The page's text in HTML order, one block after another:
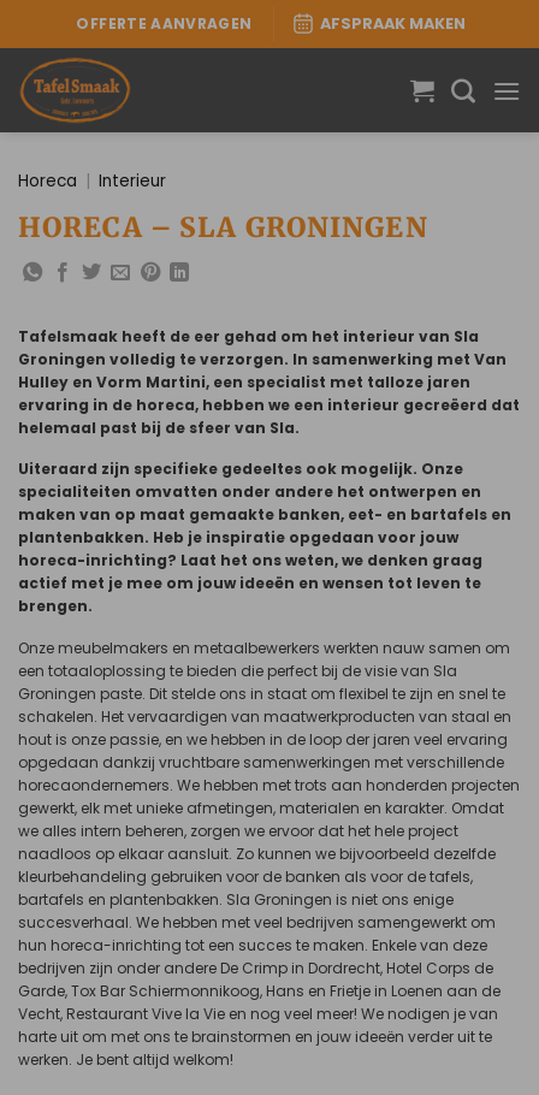
naar
inhoud
OFFERTE AANVRAGEN AFSPRAAK MAKEN
Horeca | Interieur
HORECA – SLA GRONINGEN
Tafelsmaak heeft de eer gehad om het interieur van Sla
Groningen volledig te verzorgen. In samenwerking met Van
Hulley en Vorm Martini, een specialist met talloze jaren
ervaring in de horeca, hebben we een interieur gecreëerd dat
helemaal past bij de sfeer van Sla.
Uiteraard zijn specifieke gedeeltes ook mogelijk. Onze
specialiteiten omvatten onder andere het ontwerpen en
maken van op maat gemaakte banken, eet- en bartafels en
plantenbakken. Heb je inspiratie opgedaan voor jouw
horeca-inrichting? Laat het ons weten, we denken graag
actief met je mee om jouw ideeën en wensen tot leven te
brengen.
Onze meubelmakers en metaalbewerkers werkten nauw samen om
een totaaloplossing te bieden die perfect bij de visie van Sla
Groningen paste. Dit stelde ons in staat om flexibel te zijn en snel te
schakelen. Het vervaardigen van maatwerkproducten van staal en
hout is onze passie, en we hebben in de loop der jaren veel ervaring
opgedaan dankzij vruchtbare samenwerkingen met verschillende
horecaondernemers. We hebben met trots aan honderden projecten
gewerkt, elk met unieke afmetingen, materialen en karakter. Omdat
we alles intern beheren, zorgen we ervoor dat het hele project
naadloos op elkaar aansluit. Zo kunnen we bijvoorbeeld dezelfde
kleurbehandeling gebruiken voor de banken als voor de tafels,
bartafels en plantenbakken. Sla Groningen is niet ons enige
succesverhaal. We hebben met veel bedrijven samengewerkt om
hun horeca-inrichting tot een succes te maken. Enkele van deze
bedrijven zijn onder andere De Crimp in Dordrecht, Hotel Corps de
Garde, Tox Bar Schiermonnikoog, Hans en Frietje in Loenen aan de
Vecht, Restaurant Vive la Vie en nog veel meer! We nodigen je van
harte uit om met ons te brainstormen en jouw ideeën verder uit te
werken. Je bent altijd welkom!